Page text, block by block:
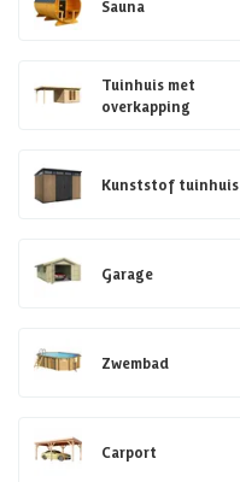
Sauna
Tuinhuis met
overkapping
Kunststof tuinhuis
Garage
Zwembad
Carport